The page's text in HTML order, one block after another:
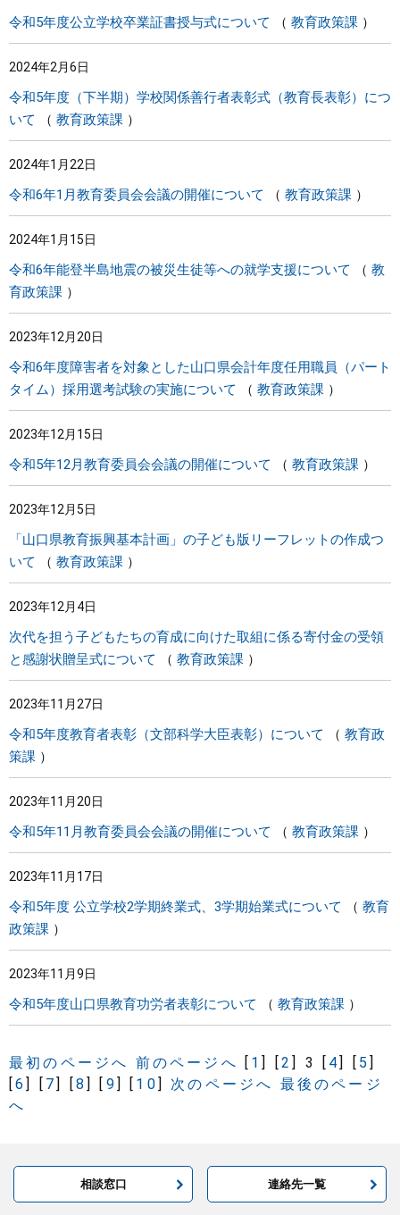
令和5年度公立学校卒業証書授与式について 教育政策課
2024年2月6日
令和5年度（下半期）学校関係善行者表彰式（教育長表彰）につ
いて
教育政策課
2024年1月22日
令和6年1月教育委員会会議の開催について 教育政策課
2024年1月15日
令和6年能登半島地震の被災生徒等への就学支援について
教
育政策課
2023年12月20日
令和6年度障害者を対象とした山口県会計年度任用職員（パート
タイム）採用選考試験の実施について
教育政策課
2023年12月15日
令和5年12月教育委員会会議の開催について 教育政策課
2023年12月5日
「山口県教育振興基本計画」の子ども版リーフレットの作成つ
いて
教育政策課
2023年12月4日
次代を担う子どもたちの育成に向けた取組に係る寄付金の受領
と感謝状贈呈式について
教育政策課
2023年11月27日
令和5年度教育者表彰（文部科学大臣表彰）について
教育政
策課
2023年11月20日
令和5年11月教育委員会会議の開催について 教育政策課
2023年11月17日
令和5年度 公立学校2学期終業式、3学期始業式について
教育
政策課
2023年11月9日
令和5年度山口県教育功労者表彰について 教育政策課
最初のページへ 前のページへ [ 1] [2] 3 [ 4] [ 5]
[6] [ 7] [8] [ 9] [ 10] 次のページへ 最後のページ
へ
相談窓口 連絡先一覧